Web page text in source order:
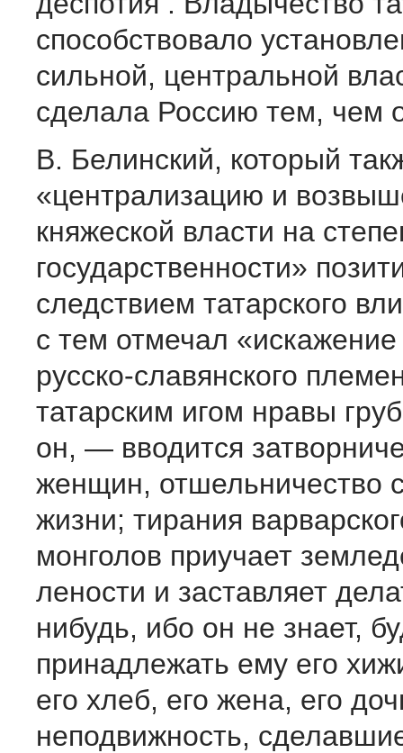
способствовало
сильной, центральной
сделала Россию тем, чем
В. Белинский, который
«централизацию и
княжеской власти на
государственности»
следствием татарского
с тем отмечал
русско-славянского
татарским игом нравы
он, — вводится
женщин, отшельничество
жизни; тирания
монголов приучает
лености и заставляет
нибудь, ибо он не знает,
принадлежать ему его
его хлеб, его жена, его
неподвижность,